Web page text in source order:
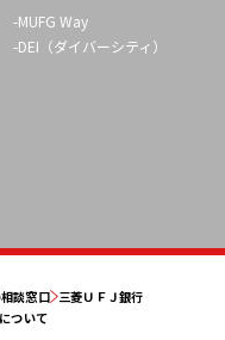
MUFG Way
DEI（ダイバーシティ）
談窓口 三菱ＵＦＪ銀行
ついて